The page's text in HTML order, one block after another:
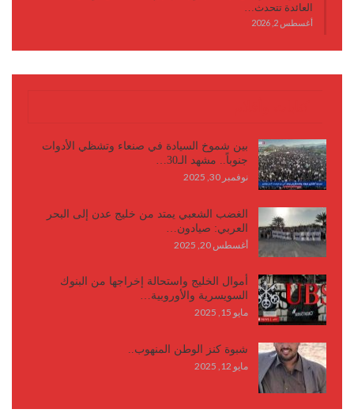
العائدة تتحدث…
أغسطس 2, 2026
بين شموخ السيادة في صنعاء وتشظي الأدوات
جنوباً.. مشهد الـ30…
نوفمبر 30, 2025
الغضب الشعبي يمتد من خليج عدن إلى البحر
العربي: صيادون…
أغسطس 20, 2025
أموال الخليج واستحالة إخراجها من البنوك
السويسرية والأوروبية…
مايو 15, 2025
شبوة كنز الوطن المنهوب..
مايو 12, 2025